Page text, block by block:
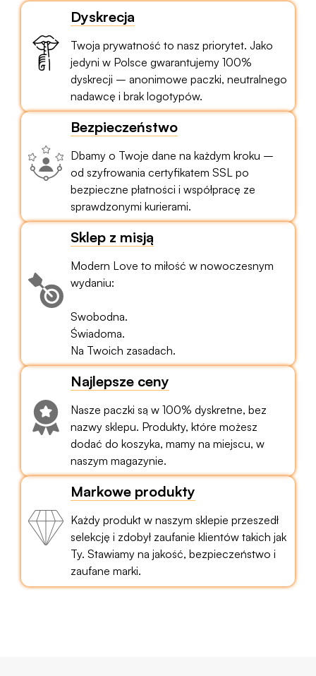
Dyskrecja
Twoja prywatność to nasz priorytet. Jako
jedyni w Polsce gwarantujemy 100%
dyskrecji – anonimowe paczki, neutralnego
nadawcę i brak logotypów.
Bezpieczeństwo
Dbamy o Twoje dane na każdym kroku –
od szyfrowania certyfikatem SSL po
bezpieczne płatności i współpracę ze
sprawdzonymi kurierami.
Sklep z misją
Modern Love to miłość w nowoczesnym
wydaniu:
Swobodna.
Świadoma.
Na Twoich zasadach.
Najlepsze ceny
Nasze paczki są w 100% dyskretne, bez
nazwy sklepu. Produkty, które możesz
dodać do koszyka, mamy na miejscu, w
naszym magazynie.
Markowe produkty
Każdy produkt w naszym sklepie przeszedł
selekcję i zdobył zaufanie klientów takich jak
Ty. Stawiamy na jakość, bezpieczeństwo i
zaufane marki.